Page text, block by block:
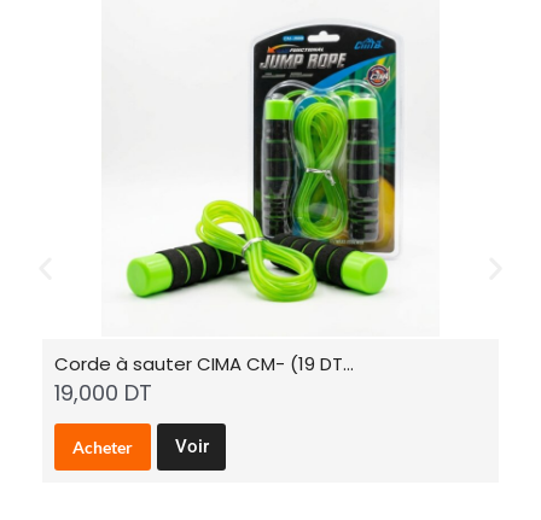
Corde à sauter CIMA CM- (19 DT…
19,000 DT
Acheter Voir